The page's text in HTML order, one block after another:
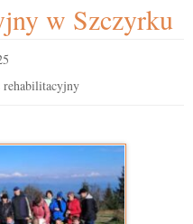
w Szczyrku
rehabilitacyjny